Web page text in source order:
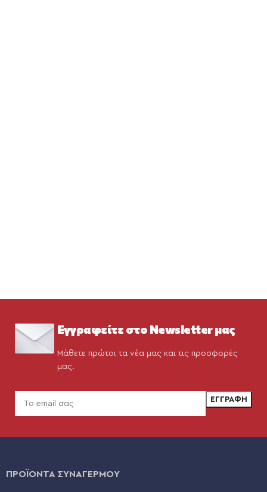
Εγγραφείτε στο Newsletter μας
Μάθετε πρώτοι τα νέα μας και τις προσφορές
μας.
ΠΡΟΪΟΝΤΑ ΣΥΝΑΓΕΡΜΟΥ